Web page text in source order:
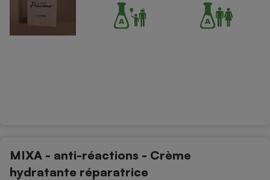
MIXA - anti-réactions - Crème
hydratante réparatrice